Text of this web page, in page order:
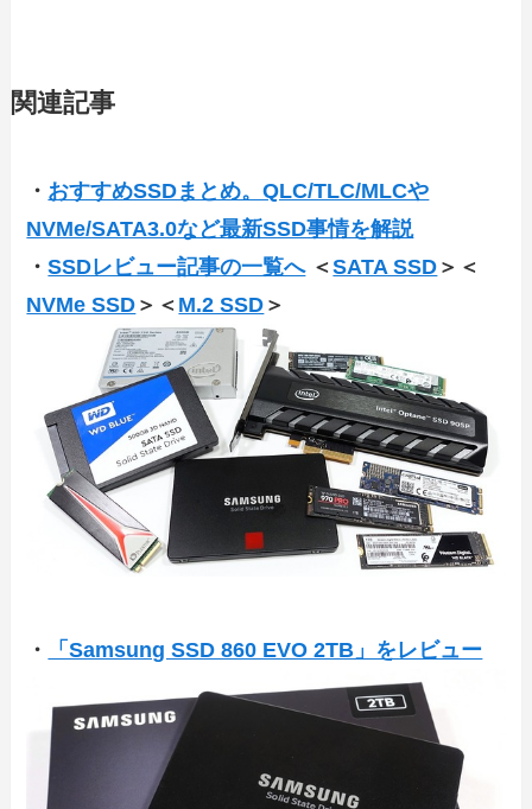
関連記事
・ おすすめSSDまとめ。QLC/TLC/MLCや
NVMe/SATA3.0など最新SSD事情を解説
・SSDレビュー記事の一覧へ＜SATA SSD ＞＜
NVMe SSD ＞＜ M.2 SSD ＞
・ 「Samsung SSD 860 EVO 2TB」をレビュー